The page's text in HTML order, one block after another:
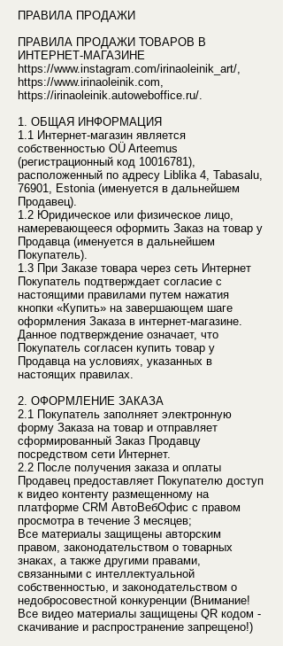
ПРАВИЛА ПРОДАЖИ
ПРАВИЛА ПРОДАЖИ ТОВАРОВ В
ИНТЕРНЕТ-МАГАЗИНЕ
https://www.instagram.com/irinaoleinik_art/,
https://www.irinaoleinik.com,
https://irinaoleinik.autoweboffice.ru/.
1. ОБЩАЯ ИНФОРМАЦИЯ
1.1 Интернет-магазин является
собственностью OÜ Arteemus
(регистрационный код 10016781),
расположенный по адресу Liblika 4, Tabasalu,
76901, Estonia (именуется в дальнейшем
Продавец).
1.2 Юридическое или физическое лицо,
намеревающееся оформить Заказ на товар у
Продавца (именуется в дальнейшем
Покупатель).
1.3 При Заказе товара через сеть Интернет
Покупатель подтверждает согласие с
настоящими правилами путем нажатия
кнопки «Купить» на завершающем шаге
оформления Заказа в интернет-магазине.
Данное подтверждение означает, что
Покупатель согласен купить товар у
Продавца на условиях, указанных в
настоящих правилах.
2. ОФОРМЛЕНИЕ ЗАКАЗА
2.1 Покупатель заполняет электронную
форму Заказа на товар и отправляет
сформированный Заказ Продавцу
посредством сети Интернет.
2.2 После получения заказа и оплаты
Продавец предоставляет Покупателю доступ
к видео контенту размещенному на
платформе CRM АвтоВебОфис с правом
просмотра в течение 3 месяцев;
Все материалы защищены авторским
правом, законодательством о товарных
знаках, а также другими правами,
связанными с интеллектуальной
собственностью, и законодательством о
недобросовестной конкуренции (Внимание!
Все видео материалы защищены QR кодом -
скачивание и распространение запрещено!)